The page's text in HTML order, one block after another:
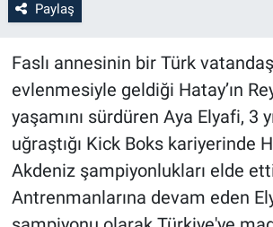
Paylaş
Faslı annesinin bir Türk
evlenmesiyle geldiği Hatay’ın
yaşamını sürdüren Aya Elyafi, 3
uğraştığı Kick Boks kariyerinde
Akdeniz şampiyonlukları elde
Antrenmanlarına devam eden